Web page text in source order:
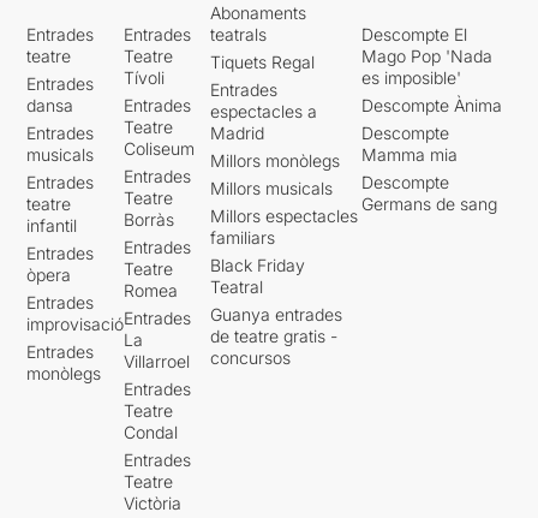
Entrades
teatre
Entrades
dansa
Entrades
musicals
Entrades
teatre
infantil
Entrades
òpera
Entrades
improvisació
Entrades
monòlegs
Entrades
Teatre
Tívoli
Entrades
Teatre
Coliseum
Entrades
Teatre
Borràs
Entrades
Teatre
Romea
Entrades
La
Villarroel
Entrades
Teatre
Condal
Entrades
Teatre
Victòria
Abonaments
teatrals
Tiquets Regal
Entrades
espectacles a
Madrid
Millors monòlegs
Millors musicals
Millors espectacles
familiars
Black Friday
Teatral
Guanya entrades
de teatre gratis -
concursos
Descompte El
Mago Pop 'Nada
es imposible'
Descompte Ànima
Descompte
Mamma mia
Descompte
Germans de sang